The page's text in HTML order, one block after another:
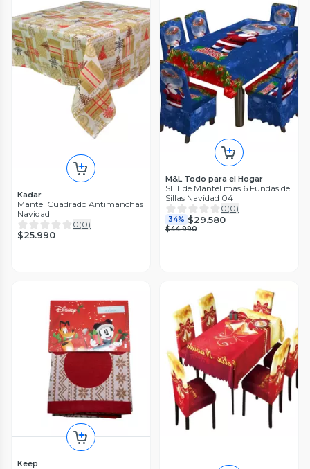
Kadar
Mantel Cuadrado Antimanchas
Navidad
0(0)
$25.990
M&L Todo para el Hogar
SET de Mantel mas 6 Fundas de
Sillas Navidad 04
0(0)
34% $29.580
$44.990
Keep